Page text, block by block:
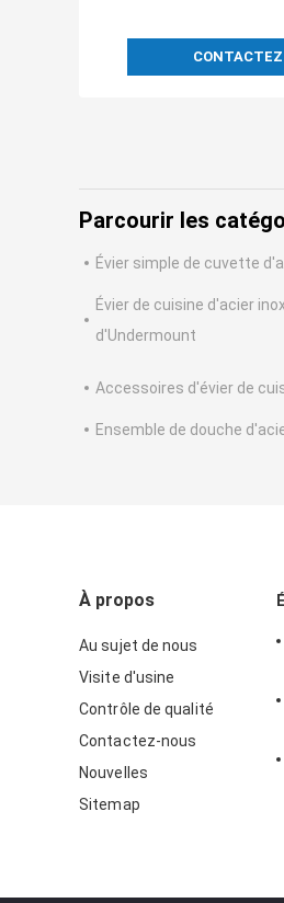
CONTACTEZ
Parcourir les
Évier simple de cuvette
Évier de cuisine d'acier
d'Undermount
Accessoires d'évier de
Ensemble de douche
À propos
Au sujet de nous
Visite d'usine
Contrôle de qualité
Contactez-nous
Nouvelles
Sitemap